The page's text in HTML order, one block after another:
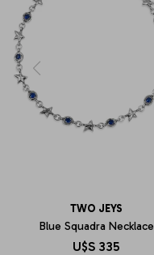
TWO JEYS
Blue Squadra Necklace
U$S 335